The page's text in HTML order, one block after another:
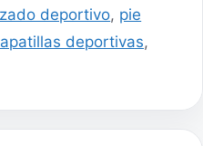
deportivo, pie
deportivas,